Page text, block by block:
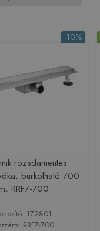
-10%
rozsdamentes
burkolható 700
RRF7-700
172801
RRF7-700